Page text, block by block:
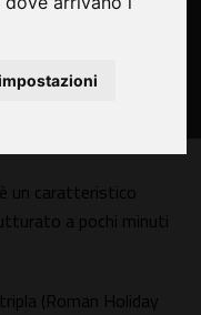
un caratteristico
a pochi minuti
(Roman Holiday